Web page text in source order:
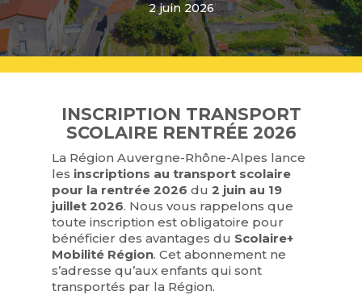
2 juin 2026
INSCRIPTION TRANSPORT
SCOLAIRE RENTRÉE 2026
La Région Auvergne-Rhône-Alpes lance
les inscriptions au transport scolaire
pour la rentrée 2026 du 2 juin au 19
juillet 2026. Nous vous rappelons que
toute inscription est obligatoire pour
bénéficier des avantages du Scolaire+
Mobilité Région. Cet abonnement ne
s’adresse qu’aux enfants qui sont
transportés par la Région.